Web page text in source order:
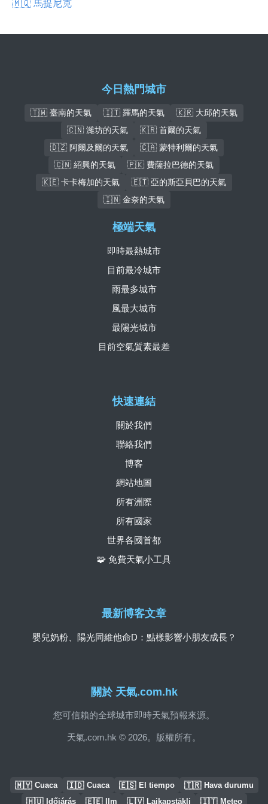
🇲🇶 馬提尼克
今日熱門城市
🇹🇼 臺南的天氣 🇮🇹 羅馬的天氣
🇰🇷 大邱的天氣
🇨🇳 濰坊的天氣
🇰🇷 首爾的天氣
🇩🇿 阿爾及爾的天氣
🇨🇦 蒙特利爾的天氣
🇨🇳 紹興的天氣
🇵🇰 費薩拉巴德的天氣
🇰🇪 卡卡梅加的天氣
🇪🇹 亞的斯亞貝巴的天氣
🇮🇳 金奈的天氣
關於 天氣.com.hk
您可信賴的全球城市即時天氣預報來源。
天氣.com.hk © 2026。版權所有。
快速連結
關於我們
聯絡我們
博客
網站地圖
所有洲際
所有國家
世界各國首都
🧩 免費天氣小工具
極端天氣
即時最熱城市
目前最冷城市
雨最多城市
風最大城市
最陽光城市
目前空氣質素最差
最新博客文章
嬰兒奶粉、陽光同維他命D：點樣影響小朋友成長？
🇲🇾 Cuaca 🇮🇩 Cuaca 🇪🇸 El tiempo 🇹🇷 Hava durumu
🇭🇺 Időjárás 🇪🇪 Ilm 🇱🇻 Laikapstākļi 🇮🇹 Meteo